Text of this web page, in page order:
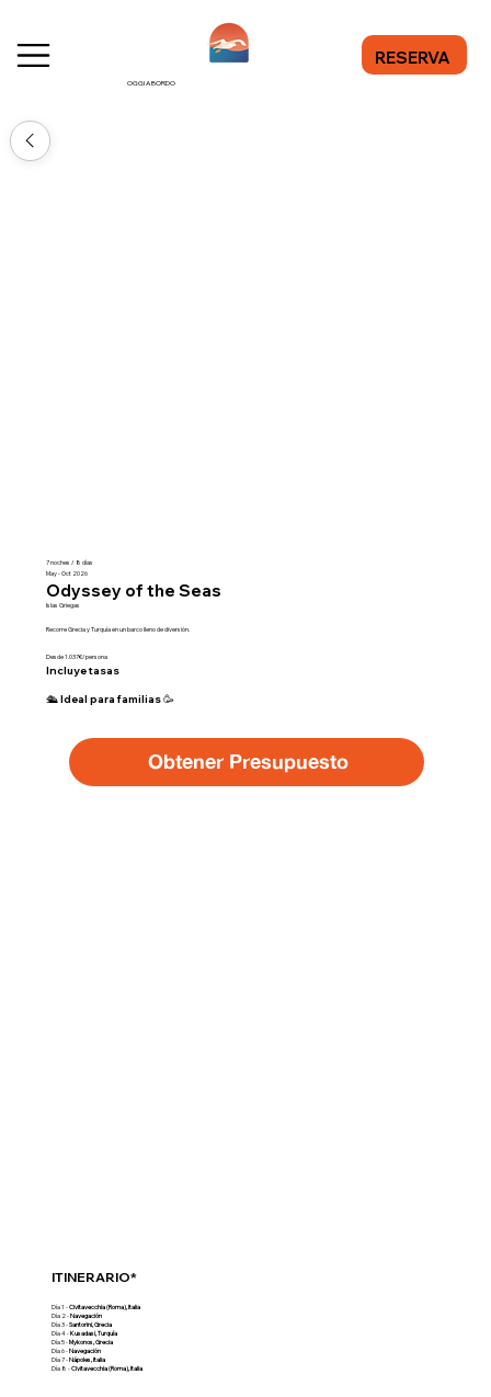
RESERVA
OGGI A BORDO
7 noches / 8 días
May - Oct 2026
Odyssey of the Seas
Islas Griegas
Recorre Grecia y Turquía en un barco lleno de diversión.
Desde 1.037€/persona
Incluye tasas
🛳️ Ideal para familias 🥳
Obtener Presupuesto
ITINERARIO*
Día 1 -Civitavecchia (Roma), Italia
Día 2 -Navegación
Día 3 -Santorini, Grecia
Día 4 -Kusadasi, Turquía
Día 5 -Mykonos, Grecia
Día 6 -Navegación
Día 7 -Nápoles, Italia
Día 8 -Civitavecchia (Roma), Italia